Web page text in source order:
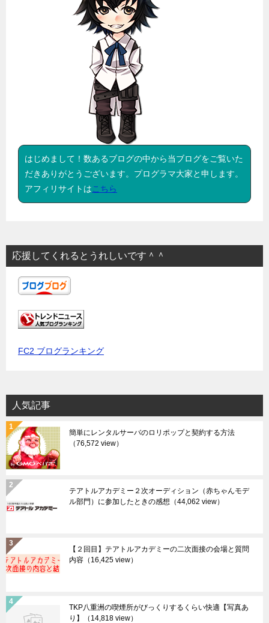
はじめまして！数あるブログの中から当ブログをご覧いた
だきありがとうございます。プログラマ大家と申します。
アフィリサイトは こちら
応援してくれるとうれしいです＾＾
FC2 ブログランキング
人気記事
簡単にレンタルサーバのロリポップと契約する方法
（76,572 view）
テアトルアカデミー２次オーディション（赤ちゃんモデ
ル部門）に参加したときの感想 （44,062 view）
【２回目】テアトルアカデミーの二次面接の会場と質問
内容 （16,425 view）
TKP八重洲の喫煙所がびっくりするくらい快適【写真あ
り】
（14,818 view）